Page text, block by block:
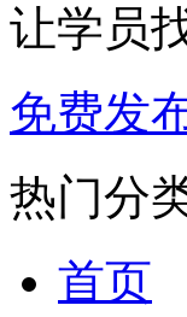
让学员
免费发
热门分
首页